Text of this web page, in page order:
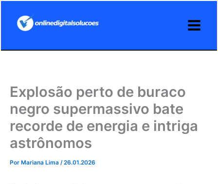
Explosão perto de buraco
negro supermassivo bate
recorde de energia e intriga
astrônomos
Por Mariana Lima /26.01.2026